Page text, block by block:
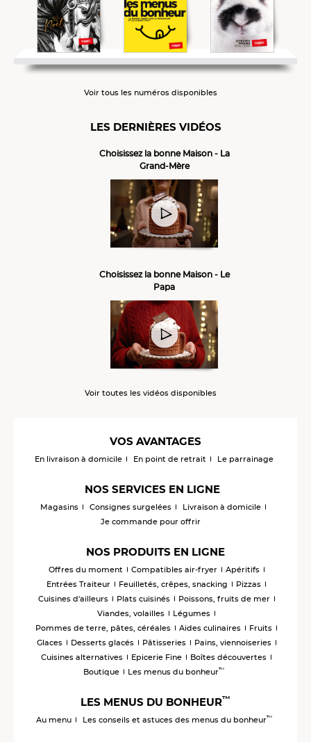
Voir tous les numéros disponibles
LES DERNIÈRES VIDÉOS
Choisissez la bonne Maison - La
Grand-Mère
Choisissez la bonne Maison - Le
Papa
Voir toutes les vidéos disponibles
VOS AVANTAGES
En livraison à domicile En point de retrait Le parrainage
NOS SERVICES EN LIGNE
Magasins Consignes surgelées
Livraison à domicile
Je commande pour offrir
NOS PRODUITS EN LIGNE
Offres du moment Compatibles air-fryer
Apéritifs
Entrées Traiteur
Feuilletés, crêpes, snacking
Pizzas
Cuisines d'ailleurs
Plats cuisinés
Poissons, fruits de mer
Viandes, volailles
Légumes
Pommes de terre, pâtes, céréales
Aides culinaires
Fruits
Glaces
Desserts glacés Pâtisseries
Pains, viennoiseries
Cuisines alternatives
Epicerie Fine
Boîtes découvertes
Boutique
Les menus du bonheur™
LES MENUS DU BONHEUR™
Au menu Les conseils et astuces des menus du bonheur™